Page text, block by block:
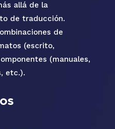
allá de la
de traducción.
de
(escrito,
(manuales,
etc.).